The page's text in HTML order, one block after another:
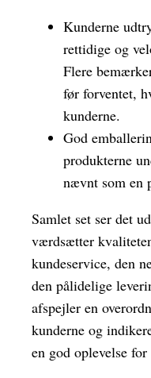
Kunderne
rettidige og
Flere
før forventet,
kunderne.
God
produkterne
nævnt som en
Samlet set ser det
værdsætter
kundeservice, den
den pålidelige
afspejler en
kunderne og
en god oplevelse for